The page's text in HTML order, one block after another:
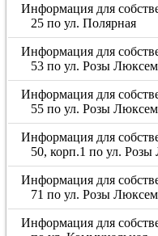
Информация для
25 по ул. Полярная
Информация для
53 по ул. Розы
Информация для
55 по ул. Розы
Информация для
50, корп.1 по ул.
Информация для
71 по ул. Розы
Информация для